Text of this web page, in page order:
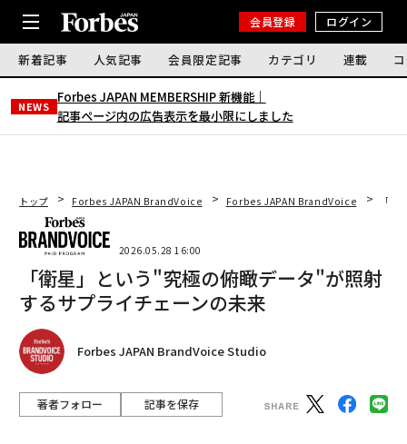
会員登録 ログイン
新着記事 人気記事 会員限定記事 カテゴリ 連載
NEWS
Forbes JAPAN MEMBERSHIP 新機能｜
記事ページ内の広告表示を最小限にしました
トップ Forbes JAPAN BrandVoice Forbes JAPAN BrandVoice 「
2026.05.28 16:00
「衛星」という"究極の俯瞰データ"が照射
するサプライチェーンの未来
Forbes JAPAN BrandVoice Studio
著者フォロー 記事を保存